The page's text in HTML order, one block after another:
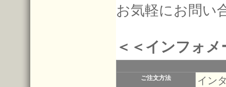
お気軽にお問い
＜＜インフォ
ご注文方法
イン